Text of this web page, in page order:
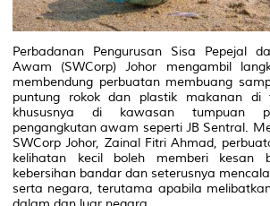
Perbadanan Pengurusan Sisa Pepejal
Awam (SWCorp) Johor mengambil
membendung perbuatan membuang
puntung rokok dan plastik makanan di
khususnya di kawasan tumpuan
pengangkutan awam seperti JB Sentral.
SWCorp Johor, Zainal Fitri Ahmad,
kelihatan kecil boleh memberi kesan
kebersihan bandar dan seterusnya
serta negara, terutama apabila